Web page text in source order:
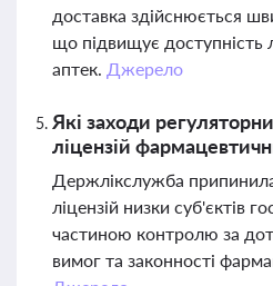
доставка здійснюється
що підвищує доступність
аптек. Джерело
Які заходи
ліцензій
Держлікслужба
ліцензій низки суб'єктів
частиною контролю за
вимог та законності